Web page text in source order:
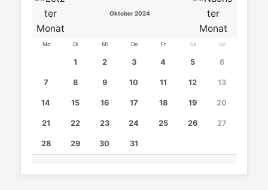
Oktober 2024
Mo Di Mi Do Fr Sa So
1 2 3 4 5 6
7 8 9 10 11 12 13
14 15 16 17 18 19 20
21 22 23 24 25 26 27
28 29 30 31